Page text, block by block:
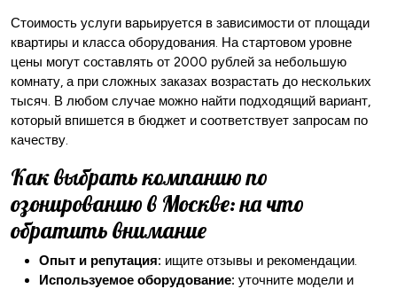
Стоимость услуги варьируется в зависимости от площади
квартиры и класса оборудования. На стартовом уровне
цены могут составлять от 2000 рублей за небольшую
комнату, а при сложных заказах возрастать до нескольких
тысяч. В любом случае можно найти подходящий вариант,
который впишется в бюджет и соответствует запросам по
качеству.
Как выбрать компанию по
озонированию в Москве: на что
обратить внимание
Опыт и репутация: ищите отзывы и рекомендации.
Используемое оборудование: уточните модели и